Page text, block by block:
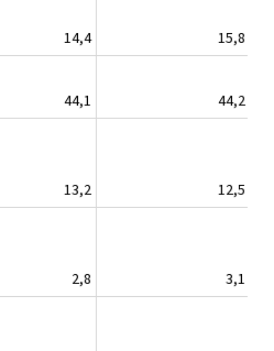
14,4
15,8
44,1
44,2
13,2
12,5
2,8
3,1